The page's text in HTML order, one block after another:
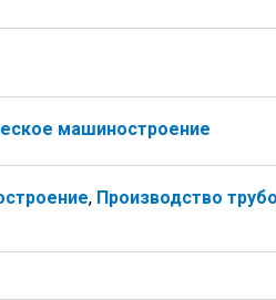
машиностроение
, Производство